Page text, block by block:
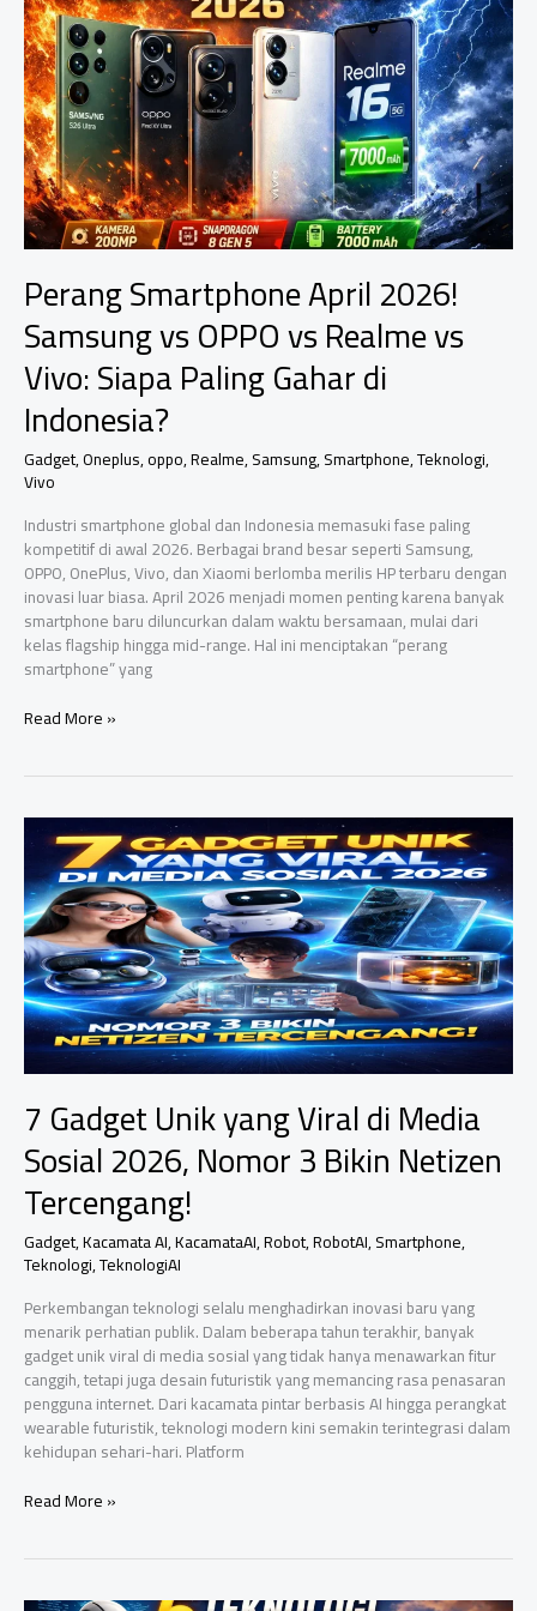
Speknya
Bikin
Kaget,
Ada
yang
120Hz
&
5G!
Perang Smartphone April 2026!
Samsung vs OPPO vs Realme vs
Vivo: Siapa Paling Gahar di
Indonesia?
Gadget,Oneplus,oppo,Realme,Samsung,Smartphone,Teknologi,
Vivo
Industri smartphone global dan Indonesia memasuki fase paling
kompetitif di awal 2026. Berbagai brand besar seperti Samsung,
OPPO, OnePlus, Vivo, dan Xiaomi berlomba merilis HP terbaru dengan
inovasi luar biasa. April 2026 menjadi momen penting karena banyak
smartphone baru diluncurkan dalam waktu bersamaan, mulai dari
kelas flagship hingga mid-range. Hal ini menciptakan “perang
smartphone” yang
Perang
Samsung
vs
OPPO
vs
Realme
vs
Vivo:
Siapa
Paling
Gahar
di
Indonesia?
Read More »
7 Gadget Unik yang Viral di Media
Sosial 2026, Nomor 3 Bikin Netizen
Tercengang!
Gadget,Kacamata AI,KacamataAI,Robot,RobotAI,Smartphone,
Teknologi,TeknologiAI
Perkembangan teknologi selalu menghadirkan inovasi baru yang
menarik perhatian publik. Dalam beberapa tahun terakhir, banyak
gadget unik viral di media sosial yang tidak hanya menawarkan fitur
canggih, tetapi juga desain futuristik yang memancing rasa penasaran
pengguna internet. Dari kacamata pintar berbasis AI hingga perangkat
wearable futuristik, teknologi modern kini semakin terintegrasi dalam
kehidupan sehari-hari. Platform
7
Viral
Read More »